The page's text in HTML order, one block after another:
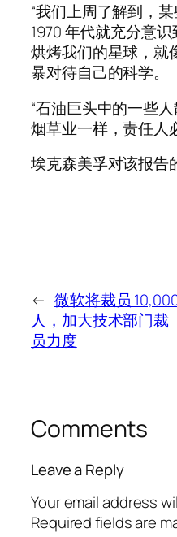
“我们上周了解到，
1970 年代就充分意
烘烤我们的星球，就
暴对待自己的科学。
“石油巨头中的一些
烟草业一样，责任人
埃克森美孚对该报告
← 微软将裁员
人，加大技术部门裁
员力度
Comments
Leave a Reply
Your email address
Required fields are